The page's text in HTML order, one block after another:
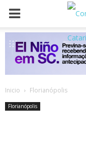
Inicio Florianópolis
Florianópolis